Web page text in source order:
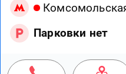
Парковки нет